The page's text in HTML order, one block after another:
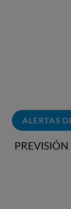
ALERTAS